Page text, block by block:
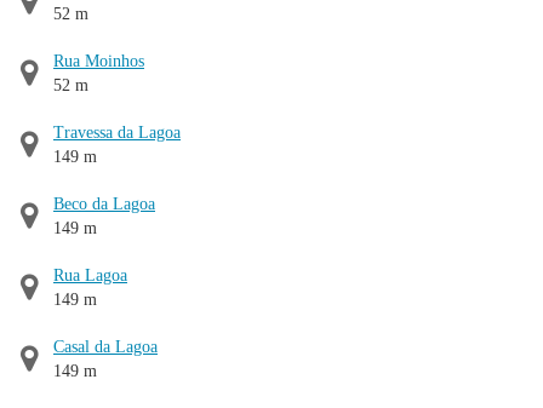
52 m
Rua Moinhos
52 m
Travessa da Lagoa
149 m
Beco da Lagoa
149 m
Rua Lagoa
149 m
Casal da Lagoa
149 m